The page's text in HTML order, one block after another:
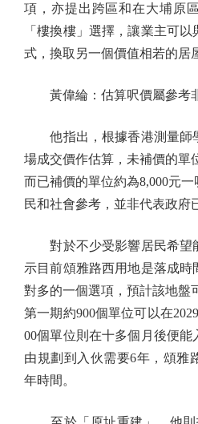
項，亦提出跨區和在大埔原
「樓換樓」選擇，讓業主可
式，換取另一個價值相若的居
黃偉綸：估算呎價屬參考
他指出，根據香港測量師
場成交價作估算，未補價的單
而已補價的單位約為8,000元
民和社會參考，並非代表政府
對於不少受影響居民希望
示目前頌雅路西用地是落成時
對多的一個選項，預計該地盤
第一期約900個單位可以在
00個單位則在十多個月後便能
由規劃到入伙需要6年，頌雅
年時間。